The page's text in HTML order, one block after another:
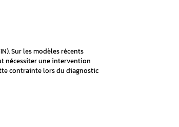
de pointe pour un diagnostic fiable :
et paramètres en temps réel
résistances et continuités des circuits
selon les spécifications BMW
procédures et valeurs de référence
défectueux
du calculateur moteur :